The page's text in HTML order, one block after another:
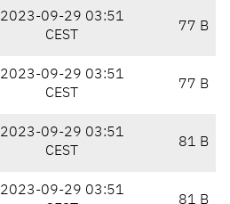
2023-09-29 03:51
CEST
77 B
2023-09-29 03:51
CEST
77 B
2023-09-29 03:51
CEST
81 B
2023-09-29 03:51
81 B